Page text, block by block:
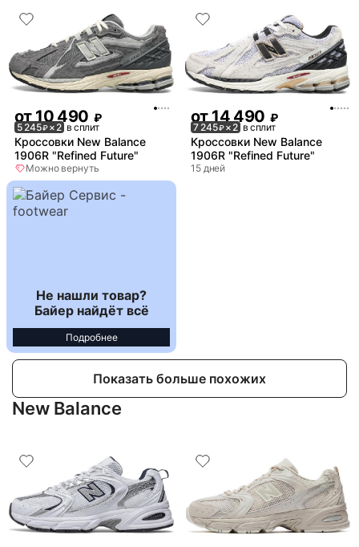
от10 490 ₽
5 245₽× 2 в сплит
Кроссовки New Balance
1906R "Refined Future"
Можно вернуть
от14 490 ₽
7 245₽× 2 в сплит
Кроссовки New Balance
1906R "Refined Future"
15 дней
Не нашли товар?
Байер найдёт всё
Подробнее
Показать больше похожих
New Balance